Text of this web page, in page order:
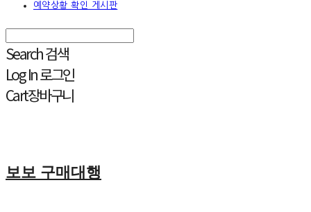
예약상황 확인 게시판
Search검색
Log In로그인
Cart장바구니
보보 구매대행